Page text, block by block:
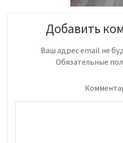
Добавить
Ваш адрес email не
Обязательные